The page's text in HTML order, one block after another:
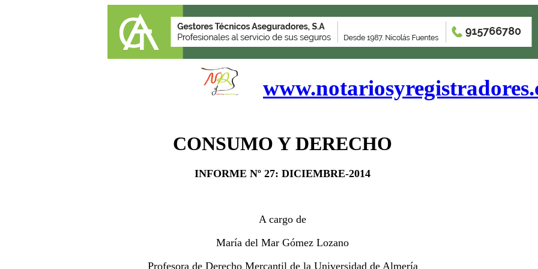
CONSUMO Y DERECHO
INFORME Nº 27: DICIEMBRE-2014
A cargo de
María del Mar Gómez Lozano
Profesora de Derecho Mercantil de la Universidad de Almería